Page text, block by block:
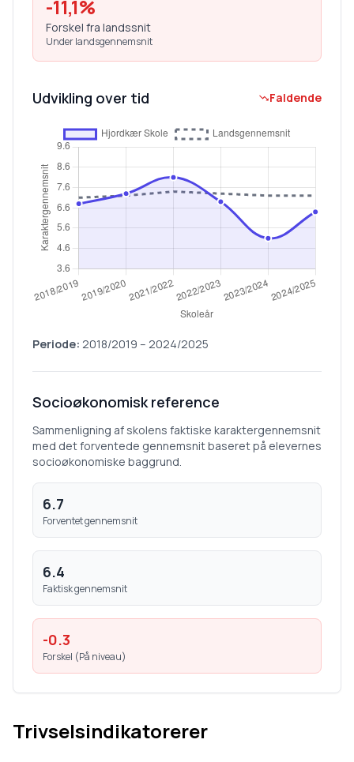
-11,1%
Forskel fra landssnit
Under landsgennemsnit
Udvikling over tid Faldende
Periode: 2018/2019 – 2024/2025
Socioøkonomisk reference
Sammenligning af skolens faktiske karaktergennemsnit
med det forventede gennemsnit baseret på elevernes
socioøkonomiske baggrund.
6.7
Forventet gennemsnit
6.4
Faktisk gennemsnit
-0.3
Forskel (På niveau)
Trivselsindikatorerer